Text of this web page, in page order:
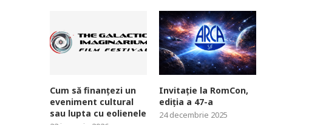
Cum să finanțezi un
eveniment cultural
sau lupta cu eolienele
Invitație la RomCon,
ediția a 47-a
24 decembrie 2025